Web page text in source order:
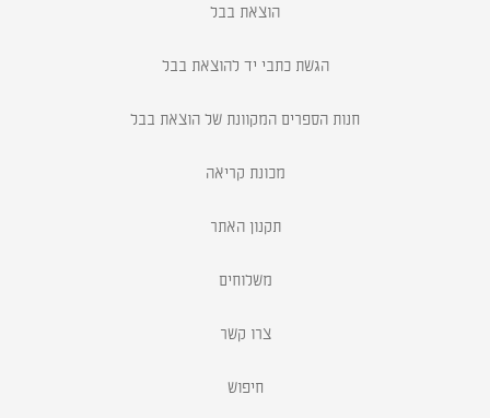
הוצאת בבל
הגשת כתבי יד להוצאת בבל
חנות הספרים המקוונת של הוצאת בבל
מכונת קריאה
תקנון האתר
משלוחים
צרו קשר
חיפוש